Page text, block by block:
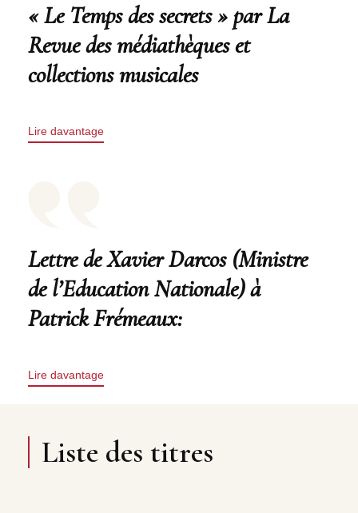
« Le Temps des secrets » par La
Revue des médiathèques et
collections musicales
Lire davantage
Lettre de Xavier Darcos (Ministre
de l’Education Nationale) à
Patrick Frémeaux:
Lire davantage
Liste des titres